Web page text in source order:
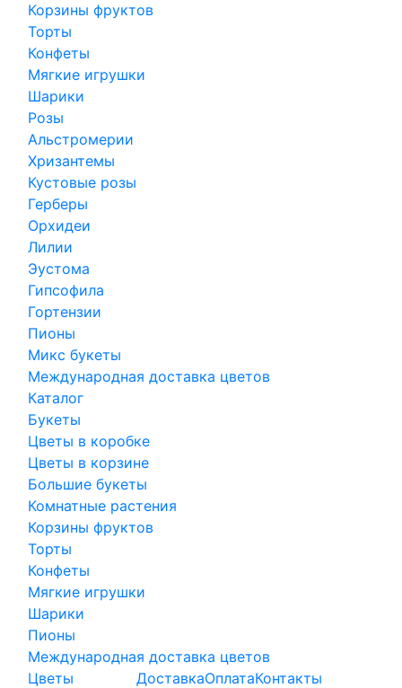
Корзины фруктов
Торты
Конфеты
Мягкие игрушки
Шарики
Розы
Альстромерии
Хризантемы
Кустовые розы
Герберы
Орхидеи
Лилии
Эустома
Гипсофила
Гортензии
Пионы
Микс букеты
Международная доставка цветов
Каталог
Букеты
Цветы в коробке
Цветы в корзине
Большие букеты
Комнатные растения
Корзины фруктов
Торты
Конфеты
Мягкие игрушки
Шарики
Пионы
Международная доставка цветов
Цветы
ДоставкаОплатаКонтакты